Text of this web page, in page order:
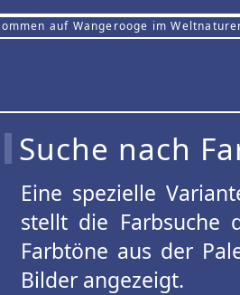
auf Wangerooge im
Suche nach
Eine spezielle
stellt die Farbsuche
Farbtöne aus der
Bilder angezeigt.